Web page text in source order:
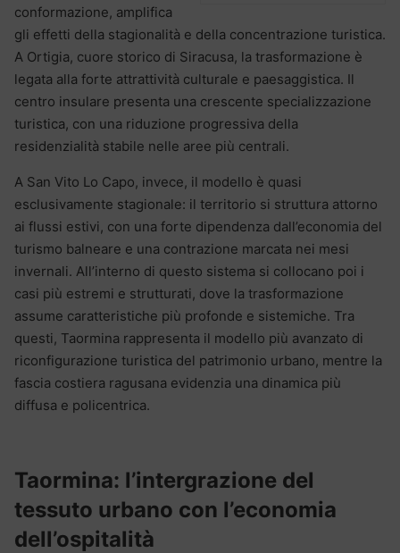
conformazione, amplifica
gli effetti della stagionalità e della concentrazione turistica.
A Ortigia, cuore storico di Siracusa, la trasformazione è
legata alla forte attrattività culturale e paesaggistica. Il
centro insulare presenta una crescente specializzazione
turistica, con una riduzione progressiva della
residenzialità stabile nelle aree più centrali.
A San Vito Lo Capo, invece, il modello è quasi
esclusivamente stagionale: il territorio si struttura attorno
ai flussi estivi, con una forte dipendenza dall’economia del
turismo balneare e una contrazione marcata nei mesi
invernali. All’interno di questo sistema si collocano poi i
casi più estremi e strutturati, dove la trasformazione
assume caratteristiche più profonde e sistemiche. Tra
questi, Taormina rappresenta il modello più avanzato di
riconfigurazione turistica del patrimonio urbano, mentre la
fascia costiera ragusana evidenzia una dinamica più
diffusa e policentrica.
Taormina: l’intergrazione del
tessuto urbano con l’economia
dell’ospitalità